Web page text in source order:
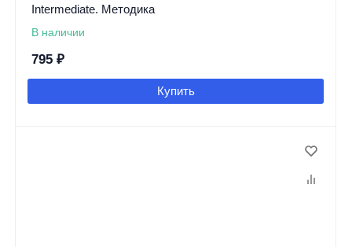
Intermediate. Методика
В наличии
795 ₽
Купить